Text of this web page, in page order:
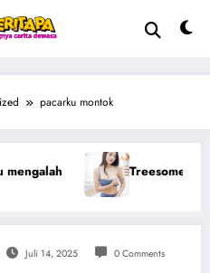
pacarku montok
Pegawai Hotel
Juli 14, 2025 0 Comments